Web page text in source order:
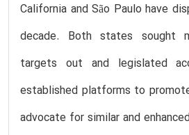
California and São Paulo have
decade. Both states sought
targets out and legislated
established platforms to
advocate for similar and